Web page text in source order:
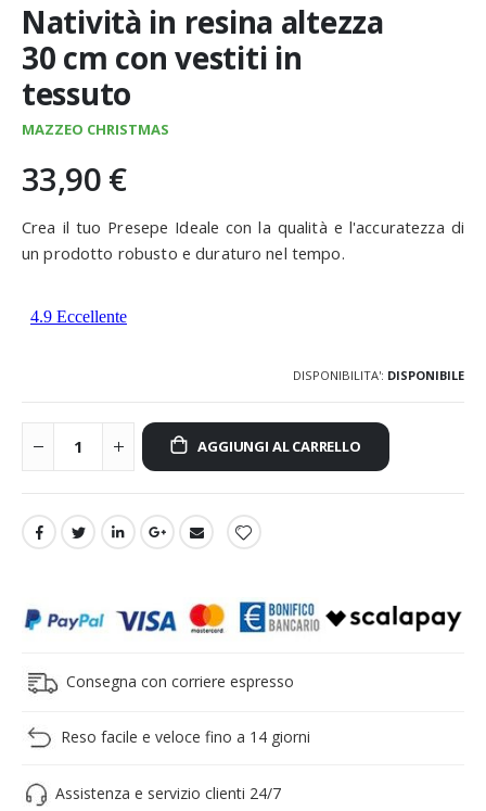
all'inizio
della
galleria
di
immagini
Natività in resina altezza
30 cm con vestiti in
tessuto
MAZZEO CHRISTMAS
33,90 €
Crea il tuo Presepe Ideale con la qualità e l'accuratezza di
un prodotto robusto e duraturo nel tempo.
DISPONIBILITA': DISPONIBILE
AGGIUNGI AL CARRELLO
Consegna con corriere espresso
Reso facile e veloce fino a 14 giorni
Assistenza e servizio clienti 24/7